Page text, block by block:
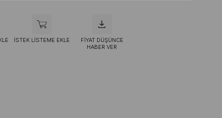
İSTEK LISTEME EKLE
FIYAT DÜŞÜNCE
HABER VER